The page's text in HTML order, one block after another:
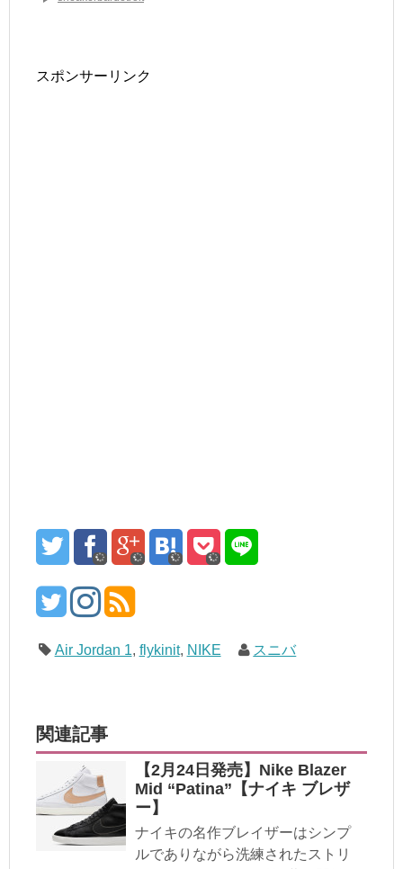
スポンサーリンク
Air Jordan 1, flykinit, NIKE スニバ
関連記事
【2月24日発売】Nike Blazer
Mid “Patina”【ナイキ ブレザ
ー】
ナイキの名作ブレイザーはシンプ
ルでありながら洗練されたストリ